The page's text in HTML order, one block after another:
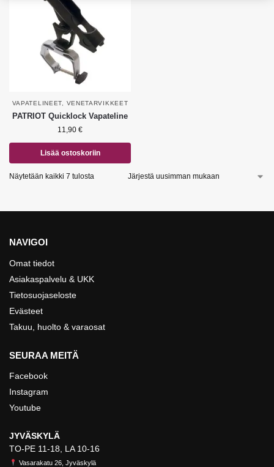
VAPATELINEET VENETARVIKKEET
PATRIOT Quicklock Vapateline
11,90 €
Lisää ostoskoriin
Näytetään kaikki 7 tulosta
NAVIGOI
Omat tiedot
Asiakaspalvelu & UKK
Tietosuojaseloste
Evästeet
Takuu, huolto & varaosat
SEURAA MEITÄ
Facebook
Instagram
Youtube
JYVÄSKYLÄ
TO-PE 11-18, LA 10-16
Vasarakatu 26, Jyväskylä